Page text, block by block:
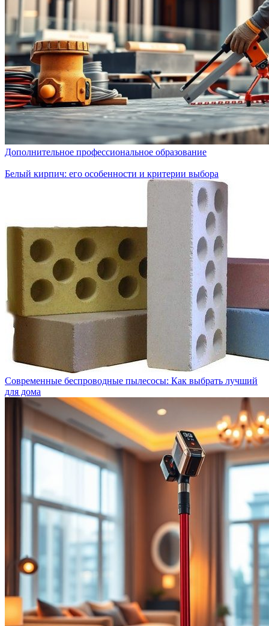
Дополнительное профессиональное образование
Белый кирпич: его особенности и критерии выбора
Современные беспроводные пылесосы: Как выбрать лучший
для дома